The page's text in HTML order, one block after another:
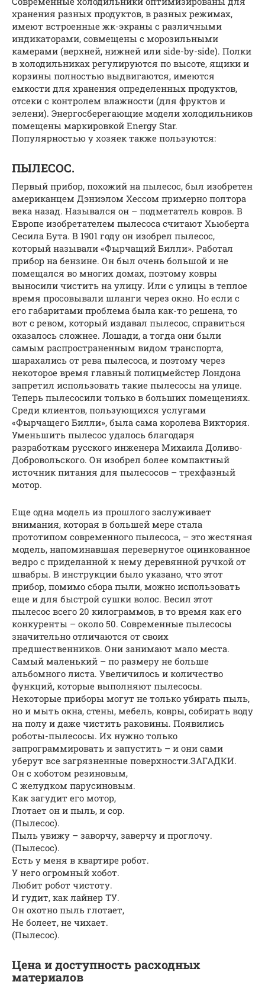
хранения разных продуктов, в разных режимах,
имеют встроенные жк-экраны с различными
индикаторами, совмещены с морозильными
камерами (верхней, нижней или side-by-side). Полки
в холодильниках регулируются по высоте, ящики и
корзины полностью выдвигаются, имеются
емкости для хранения определенных продуктов,
отсеки с контролем влажности (для фруктов и
зелени). Энергосберегающие модели холодильников
помещены маркировкой Energy Star.
Популярностью у хозяек также пользуются:
ПЫЛЕСОС.
Первый прибор, похожий на пылесос, был изобретен
американцем Дэниэлом Хессом примерно полтора
века назад. Назывался он – подметатель ковров. В
Европе изобретателем пылесоса считают Хьюберта
Сесила Бута. В 1901 году он изобрел пылесос,
который называли «Фырчащий Билли». Работал
прибор на бензине. Он был очень большой и не
помещался во многих домах, поэтому ковры
выносили чистить на улицу. Или с улицы в теплое
время просовывали шланги через окно. Но если с
его габаритами проблема была как-то решена, то
вот с ревом, который издавал пылесос, справиться
оказалось сложнее. Лошади, а тогда они были
самым распространенным видом транспорта,
шарахались от рева пылесоса, и поэтому через
некоторое время главный полицмейстер Лондона
запретил использовать такие пылесосы на улице.
Теперь пылесосили только в больших помещениях.
Среди клиентов, пользующихся услугами
«Фырчащего Билли», была сама королева Виктория.
Уменьшить пылесос удалось благодаря
разработкам русского инженера Михаила Доливо-
Добровольского. Он изобрел более компактный
источник питания для пылесосов – трехфазный
мотор.
Еще одна модель из прошлого заслуживает
внимания, которая в большей мере стала
прототипом современного пылесоса, – это жестяная
модель, напоминавшая перевернутое оцинкованное
ведро с приделанной к нему деревянной ручкой от
швабры. В инструкции было указано, что этот
прибор, помимо сбора пыли, можно использовать
еще и для быстрой сушки волос. Весил этот
пылесос всего 20 килограммов, в то время как его
конкуренты – около 50. Современные пылесосы
значительно отличаются от своих
предшественников. Они занимают мало места.
Самый маленький – по размеру не больше
альбомного листа. Увеличилось и количество
функций, которые выполняют пылесосы.
Некоторые приборы могут не только убирать пыль,
но и мыть окна, стены, мебель, ковры, собирать воду
на полу и даже чистить раковины. Появились
роботы-пылесосы. Их нужно только
запрограммировать и запустить – и они сами
уберут все загрязненные поверхности.ЗАГАДКИ.
Он с хоботом резиновым,
С желудком парусиновым.
Как загудит его мотор,
Глотает он и пыль, и сор.
(Пылесос).
Пыль увижу – заворчу, заверчу и проглочу.
(Пылесос).
Есть у меня в квартире робот.
У него огромный хобот.
Любит робот чистоту.
И гудит, как лайнер ТУ.
Он охотно пыль глотает,
Не болеет, не чихает.
(Пылесос).
Цена и доступность расходных
материалов